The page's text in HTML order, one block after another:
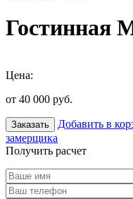
Гостинная
Цена:
от 40 000 руб.
Заказать Добавить в
замерщика
Получить расчет